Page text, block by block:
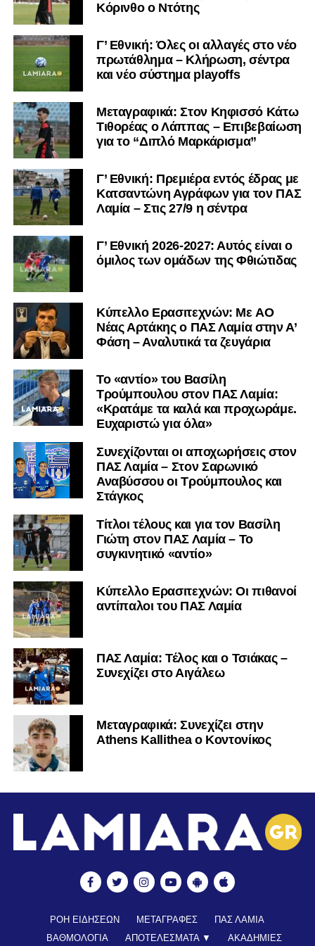
«Ο Α.Ο. Σαρωνικός Αναβύσσου ανακοινώνει την
απόκτηση του τερματοφύλακα Χρυσόστομου Στάγκου.
Ο 24χρονος τερματοφύλακας (γεννημένος στις
στη Γ’ Εθνική με τον ΠΑΣ Λαμία. Στο παρελθόν
αγωνίστηκε στον Λεβαδειακό, ενώ πέρασε και από ομάδες
της Serie D στην Ιταλία, όπως οι Nocerina, S. Maria
ποδοσφαιρική του διαδρομή από τον Απόλλωνα Σμύρνης.
Τον καλωσορίζουμε στην οικογένεια του Σαρωνικού και
του ευχόμαστε υγεία και επιτυχίες.»
Ακολουθήστε το lamiara.grστοGoogle Newsγια να
μαθαίνετε πρώτοι τα κυανόλευκα νέα στην Ελλάδα και τον
υπόλοιπο κόσμο. Ακολουθήστε το lamiara.gr στο
Facebook
Twitterκαι στοInstagram για να
μαθαίνετε σε χρόνο dt όλα τα νέα.
Κόρινθο ο Ντότης
Γ’ Εθνική: Όλες οι αλλαγές στο νέο
πρωτάθλημα – Κλήρωση, σέντρα
και νέο σύστημα playoffs
Μεταγραφικά: Στον Κηφισσό Κάτω
Τιθορέας ο Λάππας – Επιβεβαίωση
για το “Διπλό Μαρκάρισμα”
Γ’ Εθνική: Πρεμιέρα εντός έδρας με
Κατσαντώνη Αγράφων για τον ΠΑΣ
Λαμία – Στις 27/9 η σέντρα
Γ’ Εθνική 2026-2027: Αυτός είναι ο
όμιλος των ομάδων της Φθιώτιδας
Kύπελλο Ερασιτεχνών: Με AO
Nέας Αρτάκης ο ΠΑΣ Λαμία στην Α’
Φάση – Αναλυτικά τα ζευγάρια
Το «αντίο» του Βασίλη
Τρούμπουλου στον ΠΑΣ Λαμία:
«Κρατάμε τα καλά και προχωράμε.
Ευχαριστώ για όλα»
Συνεχίζονται οι αποχωρήσεις στον
ΠΑΣ Λαμία – Στον Σαρωνικό
Αναβύσσου οι Τρούμπουλος και
Στάγκος
Τίτλοι τέλους και για τον Βασίλη
Γιώτη στον ΠΑΣ Λαμία – Το
συγκινητικό «αντίο»
Κύπελλο Ερασιτεχνών: Οι πιθανοί
αντίπαλοι του ΠΑΣ Λαμία
ΠΑΣ Λαμία: Τέλος και ο Τσιάκας –
Συνεχίζει στο Αιγάλεω
Mεταγραφικά: Συνεχίζει στην
Athens Kallithea ο Κοντονίκος
ΡΟΗ ΕΙΔΗΣΕΩΝ ΜΕΤΑΓΡΑΦΕΣ
ΠΑΣ ΛΑΜΙΑ
ΒΑΘΜΟΛΟΓΙΑ
ΑΠΟΤΕΛΕΣΜΑΤΑ ▼ ΑΚΑΔΗΜΙΕΣ